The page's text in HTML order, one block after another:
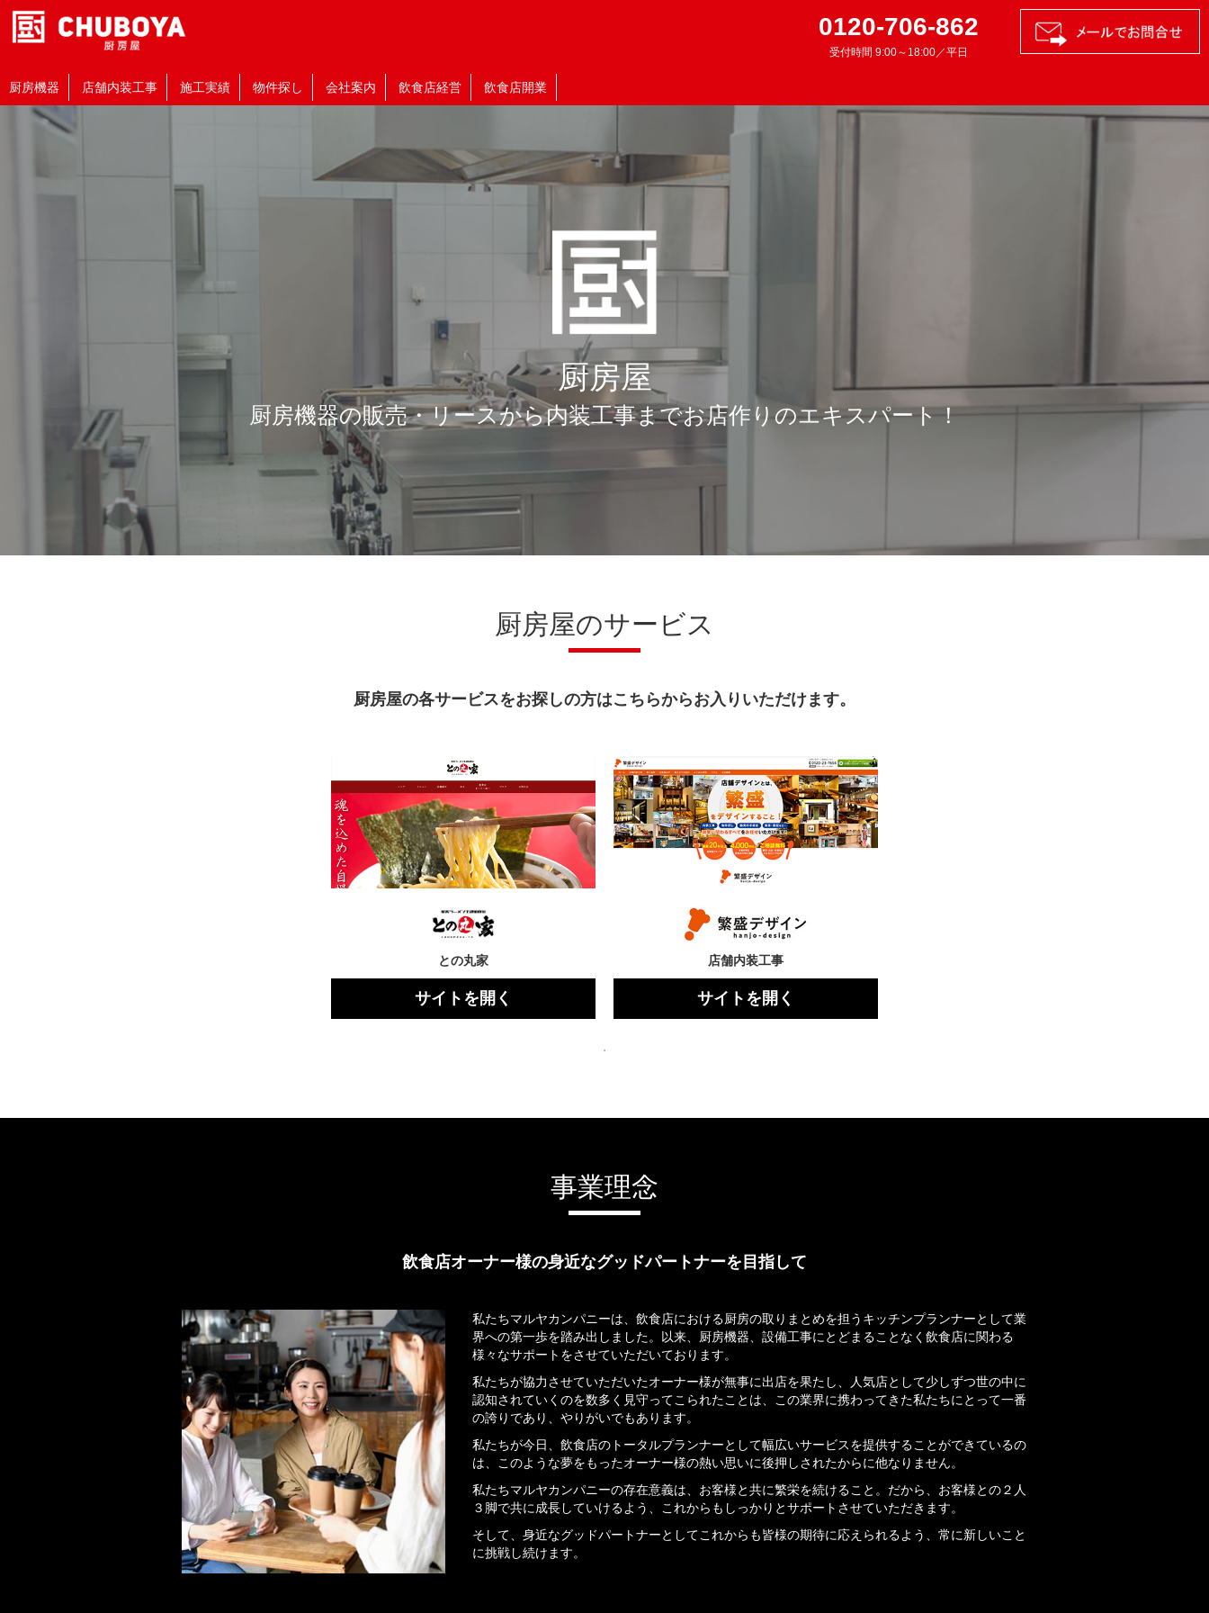
0120-706-862
受付時間 9:00～18:00／平日
厨房機器 店舗内装工事 施工実績 物件探し 会社案内 飲食店経営 飲食店開業
厨房屋
厨房機器の販売・リースから内装工事までお店作りのエキスパート！
厨房屋のサービス
厨房屋の各サービスをお探しの方はこちらからお入りいただけます。
との丸家
サイトを開く
店舗内装工事
サイトを開く
事業理念
飲食店オーナー様の身近なグッドパートナーを目指して
私たちマルヤカンパニーは、飲食店における厨房の取りまとめを担うキッチンプランナーとして業
界への第一歩を踏み出しました。以来、厨房機器、設備工事にとどまることなく飲食店に関わる
様々なサポートをさせていただいております。
私たちが協力させていただいたオーナー様が無事に出店を果たし、人気店として少しずつ世の中に
認知されていくのを数多く見守ってこられたことは、この業界に携わってきた私たちにとって一番
の誇りであり、やりがいでもあります。
私たちが今日、飲食店のトータルプランナーとして幅広いサービスを提供することができているの
は、このような夢をもったオーナー様の熱い思いに後押しされたからに他なりません。
私たちマルヤカンパニーの存在意義は、お客様と共に繁栄を続けること。だから、お客様との２人
３脚で共に成長していけるよう、これからもしっかりとサポートさせていただきます。
そして、身近なグッドパートナーとしてこれからも皆様の期待に応えられるよう、常に新しいこと
に挑戦し続けます。